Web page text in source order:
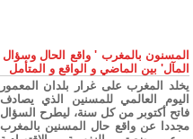
المسنون بالمغرب ' واقع الحال وسؤال
المآل' بين الماضي و الواقع و المتأمل
يخلد المغرب على غرار بلدان المعمور
اليوم العالمي للمسنين الذي يصادف
فاتح أكتوبر من كل سنة، ليطرح السؤال
مجددا عن واقع حال المسنين بالمغرب